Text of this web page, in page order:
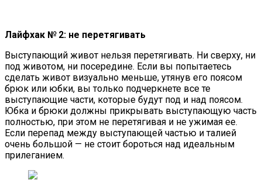
Лайфхак № 2: не перетягивать
Выступающий живот нельзя перетягивать. Ни сверху, ни
под животом, ни посередине. Если вы попытаетесь
сделать живот визуально меньше, утянув его поясом
брюк или юбки, вы только подчеркнете все те
выступающие части, которые будут под и над поясом.
Юбка и брюки должны прикрывать выступающую часть
полностью, при этом не перетягивая и не ужимая ее.
Если перепад между выступающей частью и талией
очень большой — не стоит бороться над идеальным
прилеганием.